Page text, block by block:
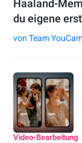
Haaland-
du eigene
vonTeam
Video-Bearbeitung